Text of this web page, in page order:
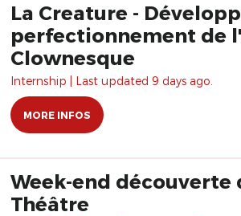
La Creature - Développement et
perfectionnement de
Clownesque
Internship | Last updated 9 days ago.
MORE INFOS
Week-end découverte
Théâtre